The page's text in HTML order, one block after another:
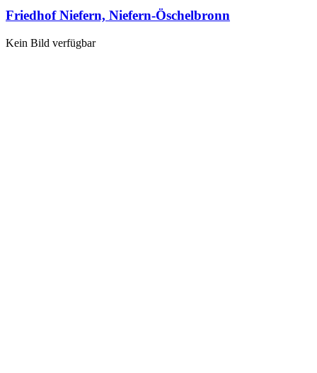
Friedhof Niefern, Niefern-Öschelbronn
Kein Bild verfügbar